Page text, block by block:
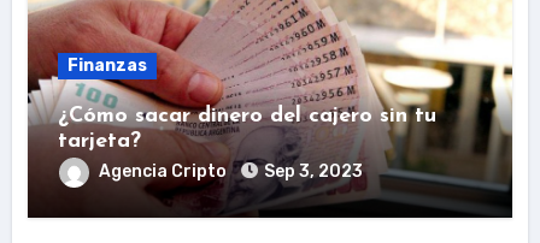
Finanzas
¿Cómo sacar dinero del cajero sin tu
tarjeta?
Agencia Cripto Sep 3, 2023